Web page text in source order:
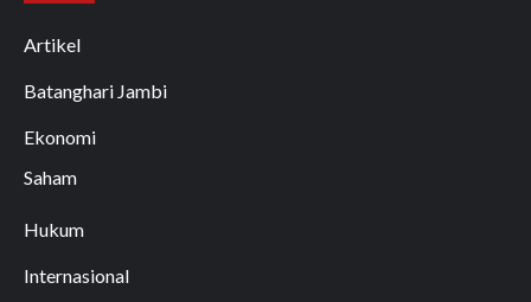
Artikel
Batanghari Jambi
Ekonomi
Saham
Hukum
Internasional